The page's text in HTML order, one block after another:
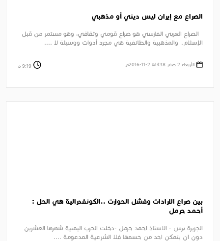
الصراع مع إيران ليس ديني أو مذهبي
الصراع العربي الفارسي هو صراع قومي وثقافي، وهو مستمر من قبل
الإسلام. والمذهبية والطائفية هي مجرد أدوات ووسيلة لا ....
الأربعاء 2 صفر 1438ﻫ 2-11-2016م 9:19 م
بين صراع الارادات وفشل الحوارت ..الكونفدرالية هي الحل :
أحمد حرمل
الجزيرة برس - الاستاذ احمد حرمل -دخلت الحرب اليمنية شهرها العشرين
دون ان يتمكن احد من حسمها فلا الشرعية المدعومة ....